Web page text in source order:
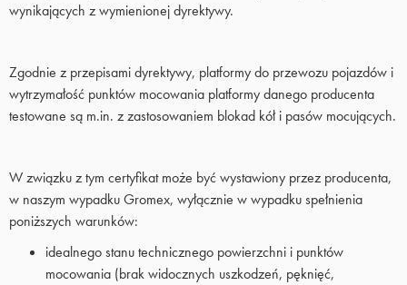
wynikających z wymienionej dyrektywy.
Zgodnie z przepisami dyrektywy, platformy do przewozu pojazdów i
wytrzymałość punktów mocowania platformy danego producenta
testowane są m.in. z zastosowaniem blokad kół i pasów mocujących.
W związku z tym certyfikat może być wystawiony przez producenta,
w naszym wypadku Gromex, wyłącznie w wypadku spełnienia
poniższych warunków:
idealnego stanu technicznego powierzchni i punktów
mocowania (brak widocznych uszkodzeń, pęknięć,